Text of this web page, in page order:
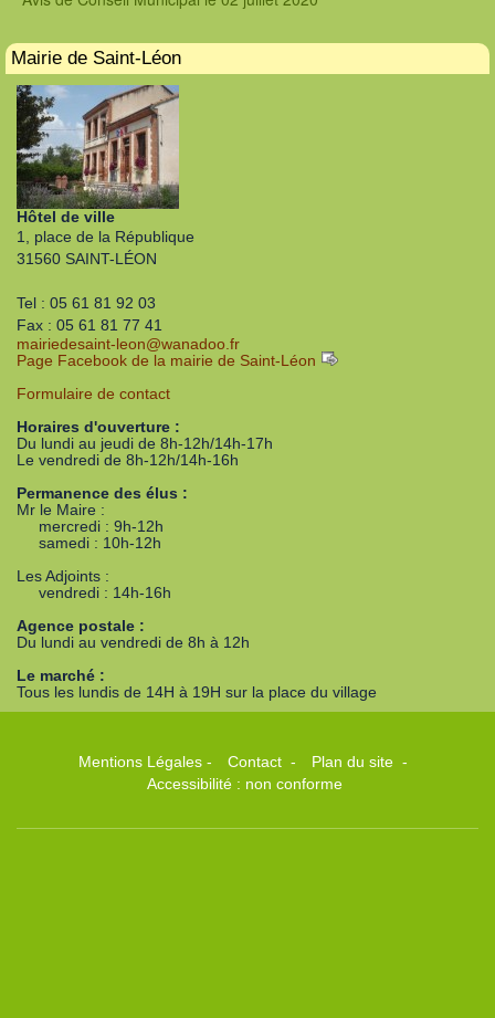
Mairie de Saint-Léon
Hôtel de ville
1, place de la République
31560 SAINT-LÉON
Tel : 05 61 81 92 03
Fax : 05 61 81 77 41
mairiedesaint-leon@wanadoo.fr
Page Facebook de la mairie de Saint-Léon
Formulaire de contact
Horaires d'ouverture :
Du lundi au jeudi de 8h-12h/14h-17h
Le vendredi de 8h-12h/14h-16h
Permanence des élus :
Mr le Maire :
mercredi : 9h-12h
samedi : 10h-12h
Les Adjoints :
vendredi : 14h-16h
Agence postale :
Du lundi au vendredi de 8h à 12h
Le marché :
Tous les lundis de 14H à 19H sur la place du village
Mentions Légales- Contact - Plan du site -
Accessibilité : non conforme